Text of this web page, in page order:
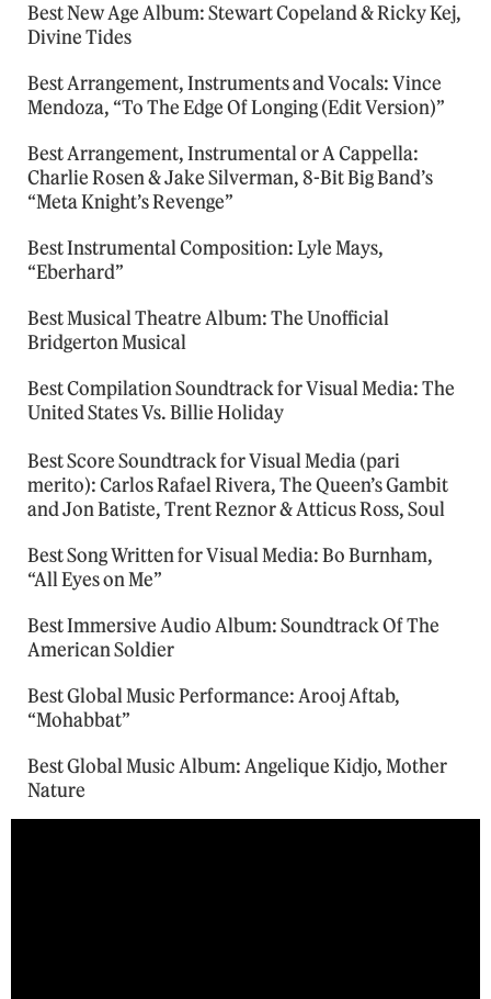
Best New Age Album: Stewart Copeland & Ricky Kej,
Divine Tides
Best Arrangement, Instruments and Vocals: Vince
Mendoza, “To The Edge Of Longing (Edit Version)”
Best Arrangement, Instrumental or A Cappella:
Charlie Rosen & Jake Silverman, 8-Bit Big Band’s
“Meta Knight’s Revenge”
Best Instrumental Composition: Lyle Mays,
“Eberhard”
Best Musical Theatre Album: The Unofficial
Bridgerton Musical
Best Compilation Soundtrack for Visual Media: The
United States Vs. Billie Holiday
Best Score Soundtrack for Visual Media (pari
merito): Carlos Rafael Rivera, The Queen’s Gambit
and Jon Batiste, Trent Reznor & Atticus Ross, Soul
Best Song Written for Visual Media: Bo Burnham,
“All Eyes on Me”
Best Immersive Audio Album: Soundtrack Of The
American Soldier
Best Global Music Performance: Arooj Aftab,
“Mohabbat”
Best Global Music Album: Angelique Kidjo, Mother
Nature